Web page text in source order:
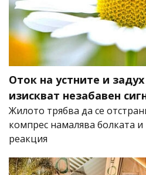
Оток на устните и
изискват незабавен
Жилото трябва да се
компрес намалява болката
реакция